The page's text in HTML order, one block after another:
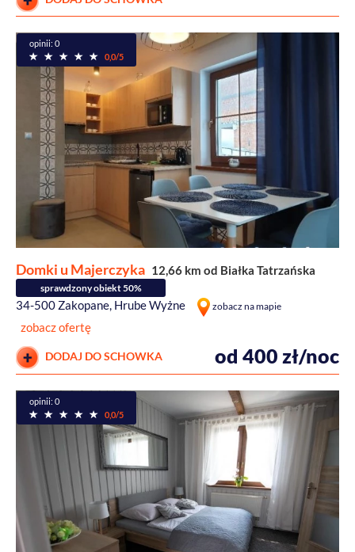
opinii: 0
0,0/5
Domki u Majerczyka 12,66 km od Białka Tatrzańska
sprawdzony obiekt 50%
34-500 Zakopane, Hrube Wyżne zobacz na mapie
zobacz ofertę
DODAJ DO SCHOWKA od 400 zł/noc
opinii: 0
0,0/5